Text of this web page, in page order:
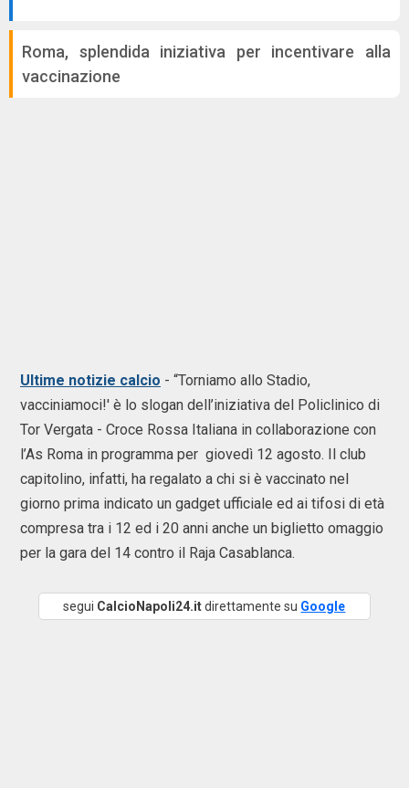
Roma, splendida iniziativa per incentivare alla
vaccinazione
Ultime notizie calcio - “Torniamo allo Stadio,
vacciniamoci!′ è lo slogan dell’iniziativa del Policlinico di
Tor Vergata - Croce Rossa Italiana in collaborazione con
l’As Roma in programma per giovedì 12 agosto. Il club
capitolino, infatti, ha regalato a chi si è vaccinato nel
giorno prima indicato un gadget ufficiale ed ai tifosi di età
compresa tra i 12 ed i 20 anni anche un biglietto omaggio
per la gara del 14 contro il Raja Casablanca.
segui CalcioNapoli24.itdirettamente su Google